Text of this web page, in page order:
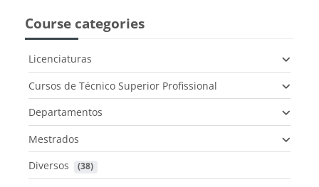
Course categories
Licenciaturas
Cursos de Técnico Superior Profissional
Departamentos
Mestrados
Diversos
(38)